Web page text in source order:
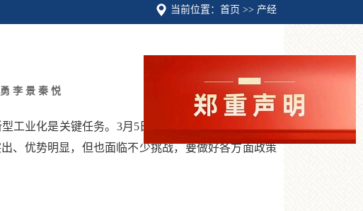
当前位置：首页 >> 产经
李 景 秦 悦
业化是关键任务。3月5日提请审议的政府工作报告
、优势明显，但也面临不少挑战，要做好各方面政策